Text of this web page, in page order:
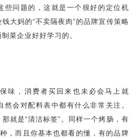
些问题的，这就是一个很好的定位机
大妈的“不卖隔夜肉”的品牌宣传策略
菜企业好好学习的。
味，消费者买回来也未必会马上就
然会对配料表中都有什么非常关注。
就是“清洁标签”。同样一个烤肠，有
，而且你基本也都看的懂，有的品牌